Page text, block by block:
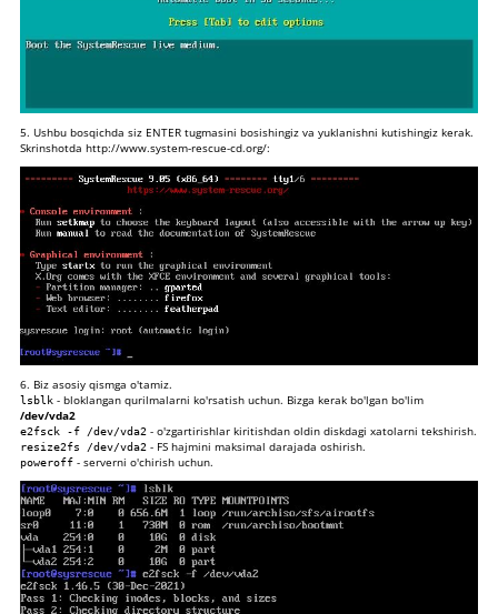
5. Ushbu bosqichda siz ENTER tugmasini bosishingiz va yuklanishni kutishingiz kerak.
Skrinshotda http://www.system-rescue-cd.org/:
6. Biz asosiy qismga o'tamiz.
lsblk - bloklangan qurilmalarni ko'rsatish uchun. Bizga kerak bo'lgan bo'lim
/dev/vda2
e2fsck -f /dev/vda2 - o'zgartirishlar kiritishdan oldin diskdagi xatolarni tekshirish.
resize2fs /dev/vda2 - FS hajmini maksimal darajada oshirish.
poweroff - serverni o'chirish uchun.